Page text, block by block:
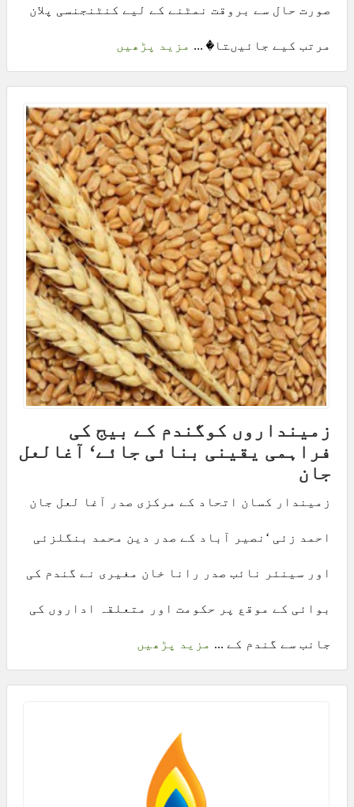
صورت حال سے بروقت نمٹنے کے لیے کنٹنجنسی پلان
مرتب کیے جائیںتا� ... مزید پڑھیں
زمینداروں کوگندم کے بیج کی
فراہمی یقینی بنائی جائے‘ آغالعل
جان
زمیندار کسان اتحاد کے مرکزی صدر آغا لعل جان
احمد زئی ‘نصیر آباد کے صدر دین محمد بنگلزئی
اور سینئر نائب صدر رانا خان مغیری نے گندم کی
بوائی کے موقع پر حکومت اور متعلقہ اداروں کی
جانب سے گندم کے ... مزید پڑھیں